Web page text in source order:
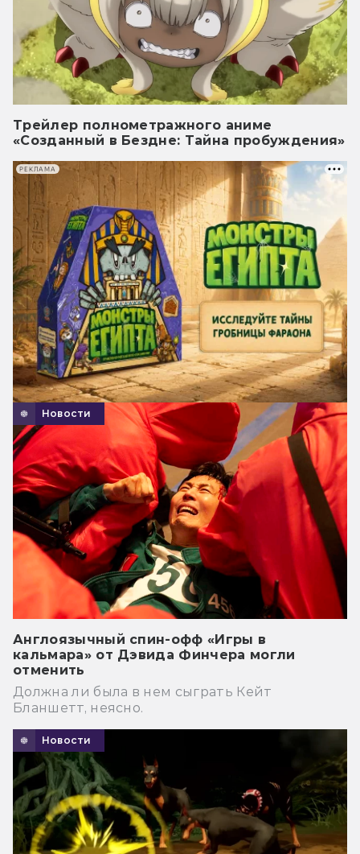
Трейлер полнометражного аниме
«Созданный в Бездне: Тайна пробуждения»
Новости
Англоязычный спин-офф «Игры в
кальмара» от Дэвида Финчера могли
отменить
Должна ли была в нем сыграть Кейт
Бланшетт, неясно.
Новости
РЕКЛАМА